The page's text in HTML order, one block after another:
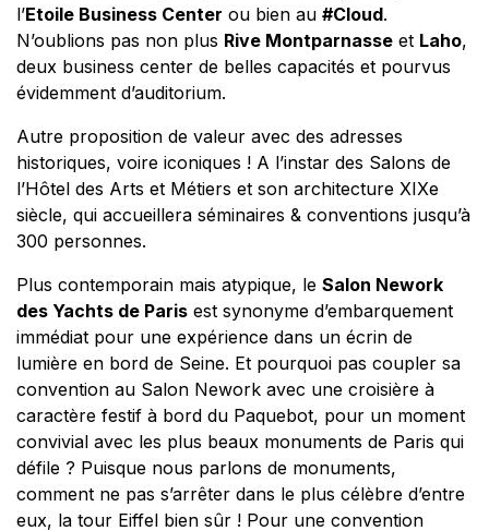
l’Etoile Business Center ou bien au #Cloud.
N’oublions pas non plus Rive Montparnasseet Laho,
deux business center de belles capacités et pourvus
évidemment d’auditorium.
Autre proposition de valeur avec des adresses
historiques, voire iconiques ! A l’instar des Salons de
l’Hôtel des Arts et Métiers et son architecture XIXe
siècle, qui accueillera séminaires & conventions jusqu’à
300 personnes.
Plus contemporain mais atypique, le Salon Nework
des Yachts de Parisest synonyme d’embarquement
immédiat pour une expérience dans un écrin de
lumière en bord de Seine. Et pourquoi pas coupler sa
convention au Salon Nework avec une croisière à
caractère festif à bord du Paquebot, pour un moment
convivial avec les plus beaux monuments de Paris qui
défile ? Puisque nous parlons de monuments,
comment ne pas s’arrêter dans le plus célèbre d’entre
eux, la tour Eiffel bien sûr ! Pour une convention